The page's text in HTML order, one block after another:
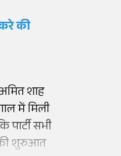
की
शाह
में मिली
सभी
की शुरुआत